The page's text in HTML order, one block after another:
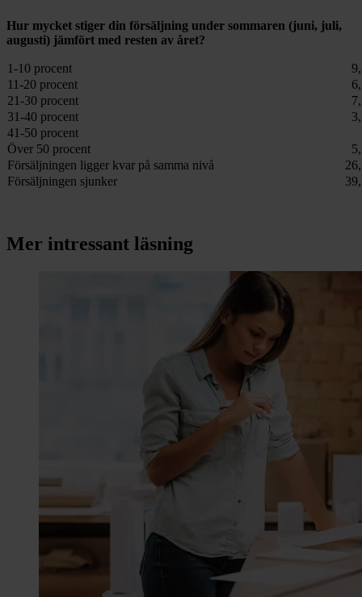
Hur mycket stiger din försäljning under sommaren (juni, juli,
augusti) jämfört med resten av året?
1-10 procent
11-20 procent
21-30 procent
31-40 procent
41-50 procent
Över 50 procent
Försäljningen ligger kvar på samma nivå
Försäljningen sjunker
Mer intressant läsning